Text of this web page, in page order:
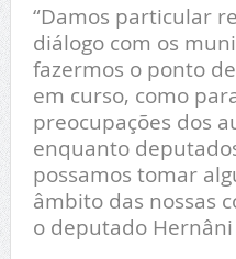
“Damos particular
diálogo com os
fazermos o ponto
em curso, como
preocupações dos
enquanto
possamos tomar
âmbito das nossas
o deputado